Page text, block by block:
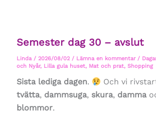
Semester dag 30 – avslut
Linda / 2026/08/02 / Lämna en kommentar /
och Nyår, Lilla gula huset, Mat och prat, Shopping
Sista lediga dagen.
Och vi
tvätta, dammsuga, skura, damma
blommor.